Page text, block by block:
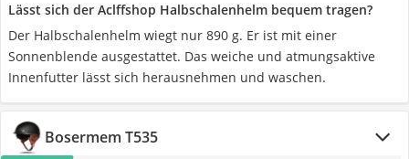
Lässt sich der Aclffshop Halbschalenhelm bequem tragen?
Der Halbschalenhelm wiegt nur 890 g. Er ist mit einer
Sonnenblende ausgestattet. Das weiche und atmungsaktive
Innenfutter lässt sich herausnehmen und waschen.
Bosermem T535